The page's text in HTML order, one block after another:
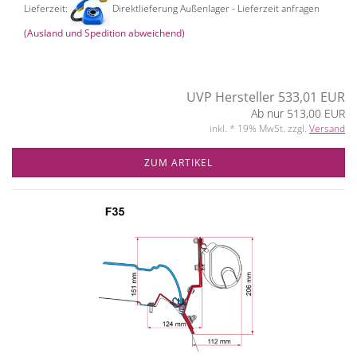
Lieferzeit:
Direktlieferung Außenlager - Lieferzeit anfragen
(Ausland und Spedition abweichend)
UVP Hersteller 533,01 EUR
Ab nur 513,00 EUR
inkl. * 19% MwSt. zzgl. Versand
ZUM ARTIKEL